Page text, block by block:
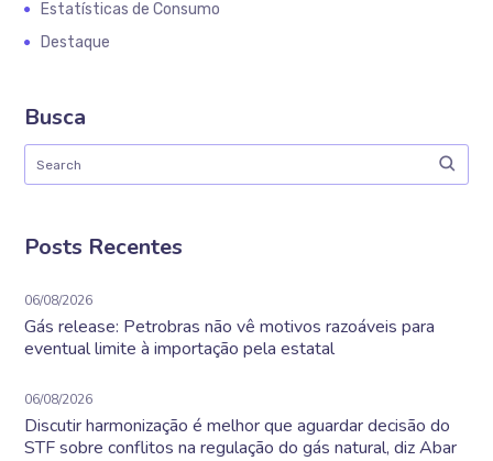
Estatísticas de Consumo
Destaque
Busca
Posts Recentes
06/08/2026
Gás release: Petrobras não vê motivos razoáveis para
eventual limite à importação pela estatal
06/08/2026
Discutir harmonização é melhor que aguardar decisão do
STF sobre conflitos na regulação do gás natural, diz Abar